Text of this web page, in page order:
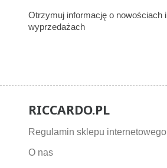
Otrzymuj informację o nowościach i
wyprzedażach
RICCARDO.PL
Regulamin sklepu internetowego
O nas